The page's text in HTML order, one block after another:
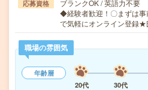
応募資格
ブランクOK / 英語力不要
◆経験者歓迎！〇まずは事
で気軽にオンライン登録
職場の雰囲気
年齢層
20代
30代